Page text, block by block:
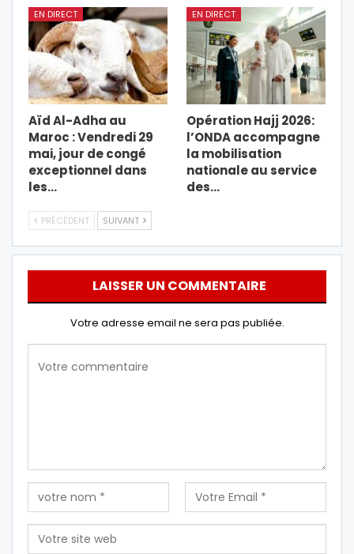
EN DIRECT
Aïd Al-Adha au
Maroc : Vendredi 29
mai, jour de congé
exceptionnel dans
les…
EN DIRECT
Opération Hajj 2026:
l’ONDA accompagne
la mobilisation
nationale au service
des…
PRÉCÉDENT SUIVANT
LAISSER UN COMMENTAIRE
Votre adresse email ne sera pas publiée.